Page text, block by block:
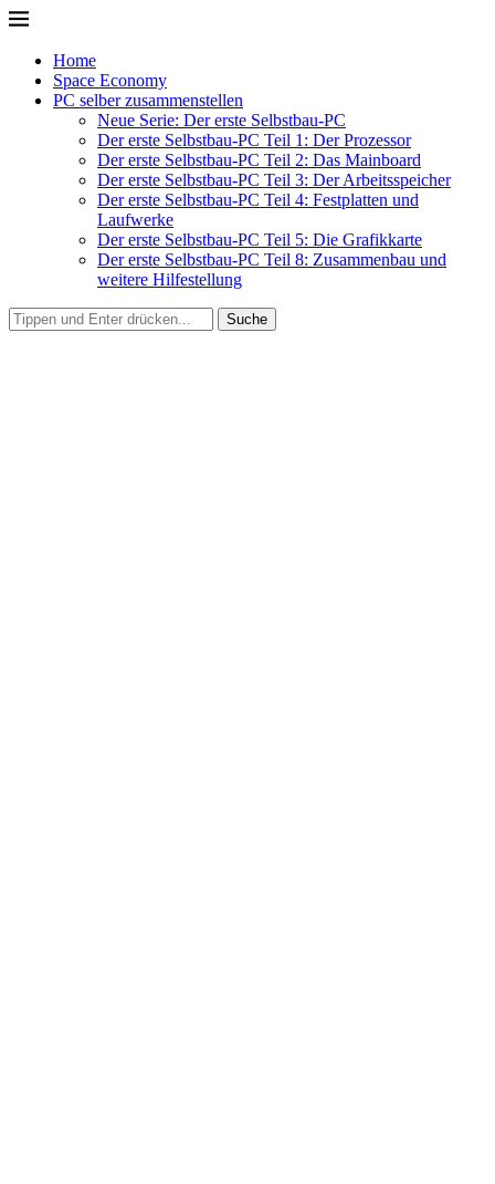
Home
Space Economy
PC selber zusammenstellen
Neue Serie: Der erste Selbstbau-PC
Der erste Selbstbau-PC Teil 1: Der Prozessor
Der erste Selbstbau-PC Teil 2: Das Mainboard
Der erste Selbstbau-PC Teil 3: Der Arbeitsspeicher
Der erste Selbstbau-PC Teil 4: Festplatten und
Laufwerke
Der erste Selbstbau-PC Teil 5: Die Grafikkarte
Der erste Selbstbau-PC Teil 8: Zusammenbau und
weitere Hilfestellung
Suche